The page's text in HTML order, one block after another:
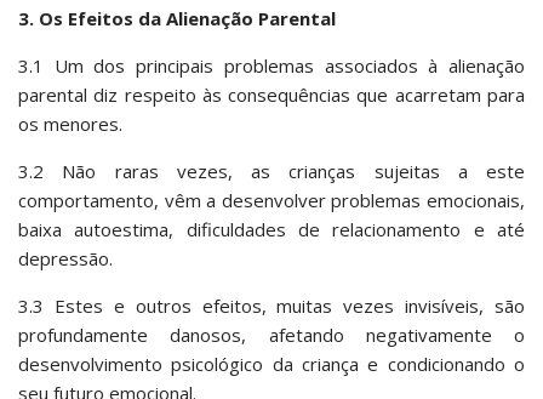
3. Os Efeitos da Alienação Parental
3.1 Um dos principais problemas associados à alienação
parental diz respeito às consequências que acarretam para
os menores.
3.2 Não raras vezes, as crianças sujeitas a este
comportamento, vêm a desenvolver problemas emocionais,
baixa autoestima, dificuldades de relacionamento e até
depressão.
3.3 Estes e outros efeitos, muitas vezes invisíveis, são
profundamente danosos, afetando negativamente o
desenvolvimento psicológico da criança e condicionando o
seu futuro emocional.